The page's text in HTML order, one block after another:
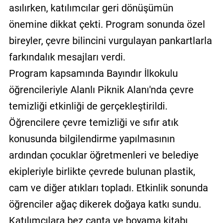
asılırken, katılımcılar geri dönüşümün
önemine dikkat çekti. Program sonunda özel
bireyler, çevre bilincini vurgulayan pankartlarla
farkındalık mesajları verdi.
Program kapsamında Bayındır İlkokulu
öğrencileriyle Alanlı Piknik Alanı'nda çevre
temizliği etkinliği de gerçekleştirildi.
Öğrencilere çevre temizliği ve sıfır atık
konusunda bilgilendirme yapılmasının
ardından çocuklar öğretmenleri ve belediye
ekipleriyle birlikte çevrede bulunan plastik,
cam ve diğer atıkları topladı. Etkinlik sonunda
öğrenciler ağaç dikerek doğaya katkı sundu.
Katılımcılara bez çanta ve boyama kitabı